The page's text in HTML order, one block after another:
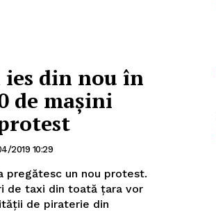
din nou în
de mașini
2019 10:29
pregătesc un nou protest.
de taxi din toată țara vor
de piraterie din